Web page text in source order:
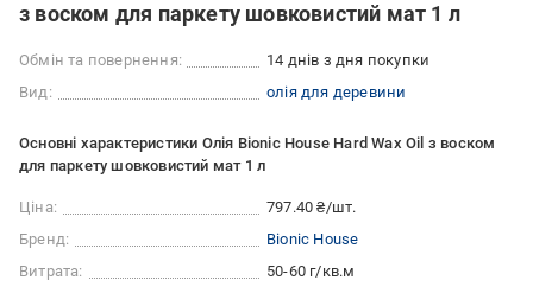
з воском для паркету шовковистий мат 1 л
Обмін та повернення:
14 днів з дня покупки
Вид:
олія для деревини
Основні характеристики Олія Bionic House Hard Wax Oil з воском
для паркету шовковистий мат 1 л
Ціна:
797.40 ₴/шт.
Бренд:
Bionic House
Витрата:
50-60 г/кв.м